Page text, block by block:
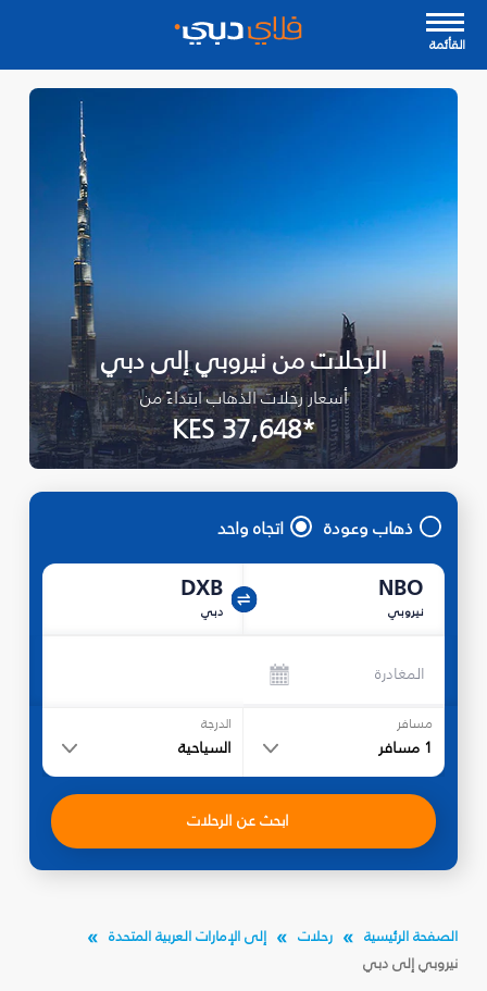
القأئمة
الرحلات من نيروبي إلى دبي
أسعار رحلات الذهاب ابتداءً من
*KES 37,648
ذهاب وعودة اتجاه واحد
NBO
نيروبي
DXB
دبي
المغادرة
مسافر
1 مسافر
الدرجة
السياحية
ابحث عن الرحلات
الصفحة الرئيسية رحلات
إلى الإمارات العربية المتحدة
نيروبي إلى دبي